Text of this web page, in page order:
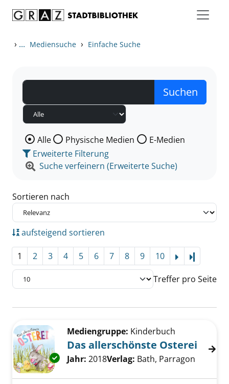
› ... Mediensuche › Einfache Suche
Wählen Sie die Medienart nach der Sie suchen wollen.
Alle Physische Medien
E-Medien
Erweiterte Filterung
Suche verfeinern (Erweiterte Suche)
Sortieren nach
aufsteigend sortieren
1 2 3 4 5 6 7 8 9 10
Treffer pro Seite
Zu den Suchfiltern springen
Exemplar-Details von Das allerschönste
Mediengruppe: Kinderbuch
Das allerschönste Osterei
Suche nach diesem Verfasser
Jahr: 2018Verlag: Bath, Parragon